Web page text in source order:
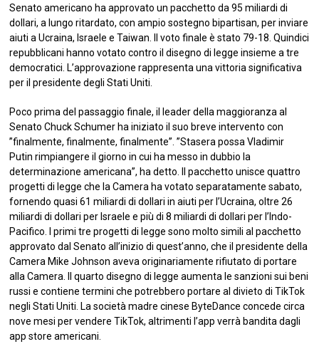
Senato americano ha approvato un pacchetto da 95 miliardi di
dollari, a lungo ritardato, con ampio sostegno bipartisan, per inviare
aiuti a Ucraina, Israele e Taiwan. Il voto finale è stato 79-18. Quindici
repubblicani hanno votato contro il disegno di legge insieme a tre
democratici. L’approvazione rappresenta una vittoria significativa
per il presidente degli Stati Uniti.
Poco prima del passaggio finale, il leader della maggioranza al
Senato Chuck Schumer ha iniziato il suo breve intervento con
”finalmente, finalmente, finalmente”. ”Stasera possa Vladimir
Putin rimpiangere il giorno in cui ha messo in dubbio la
determinazione americana”, ha detto. Il pacchetto unisce quattro
progetti di legge che la Camera ha votato separatamente sabato,
fornendo quasi 61 miliardi di dollari in aiuti per l’Ucraina, oltre 26
miliardi di dollari per Israele e più di 8 miliardi di dollari per l’Indo-
Pacifico. I primi tre progetti di legge sono molto simili al pacchetto
approvato dal Senato all’inizio di quest’anno, che il presidente della
Camera Mike Johnson aveva originariamente rifiutato di portare
alla Camera. Il quarto disegno di legge aumenta le sanzioni sui beni
russi e contiene termini che potrebbero portare al divieto di TikTok
negli Stati Uniti. La società madre cinese ByteDance concede circa
nove mesi per vendere TikTok, altrimenti l’app verrà bandita dagli
app store americani.